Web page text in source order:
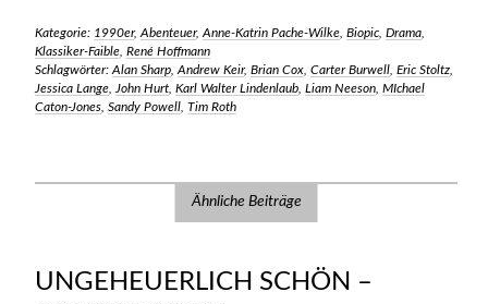
Kategorie: 1990er, Abenteuer, Anne-Katrin Pache-Wilke, Biopic, Drama,
Klassiker-Faible, René Hoffmann
Schlagwörter: Alan Sharp, Andrew Keir, Brian Cox, Carter Burwell, Eric Stoltz,
Jessica Lange, John Hurt, Karl Walter Lindenlaub, Liam Neeson, MIchael
Caton-Jones, Sandy Powell, Tim Roth
Ähnliche Beiträge
UNGEHEUERLICH SCHÖN –